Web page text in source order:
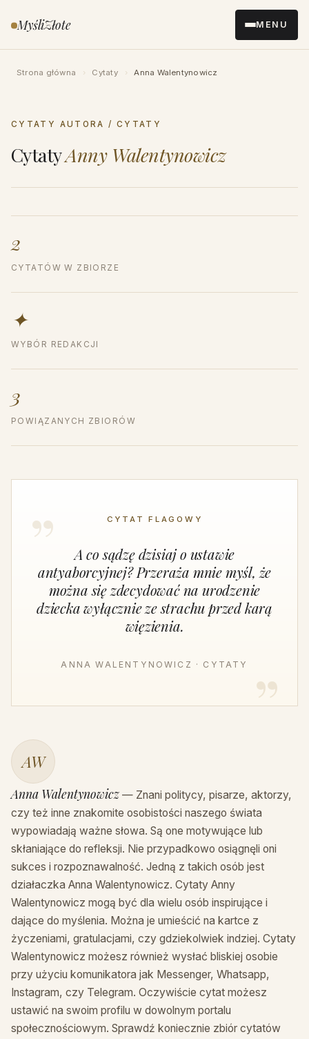
do MyśliZłote MENU
Strona główna › Cytaty › Anna Walentynowicz
CYTATY AUTORA / CYTATY
CytatyAnny Walentynowicz
2
CYTATÓW W ZBIORZE
✦
WYBÓR REDAKCJI
3
POWIĄZANYCH ZBIORÓW
CYTAT FLAGOWY
A co sądzę dzisiaj o ustawie
antyaborcyjnej? Przeraża mnie myśl, że
można się zdecydować na urodzenie
dziecka wyłącznie ze strachu przed karą
więzienia.
ANNA WALENTYNOWICZ · CYTATY
AW
Anna Walentynowicz — Znani politycy, pisarze, aktorzy,
czy też inne znakomite osobistości naszego świata
wypowiadają ważne słowa. Są one motywujące lub
skłaniające do refleksji. Nie przypadkowo osiągnęli oni
sukces i rozpoznawalność. Jedną z takich osób jest
działaczka Anna Walentynowicz. Cytaty Anny
Walentynowicz mogą być dla wielu osób inspirujące i
dające do myślenia. Można je umieścić na kartce z
życzeniami, gratulacjami, czy gdziekolwiek indziej. Cytaty
Walentynowicz możesz również wysłać bliskiej osobie
przy użyciu komunikatora jak Messenger, Whatsapp,
Instagram, czy Telegram. Oczywiście cytat możesz
ustawić na swoim profilu w dowolnym portalu
społecznościowym. Sprawdź koniecznie zbiór cytatów